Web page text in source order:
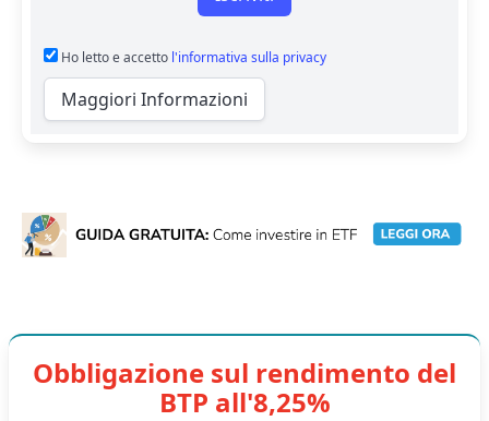
Ho letto e accetto l'informativa sulla privacy
Maggiori Informazioni
Obbligazione sul rendimento del
BTP all'8,25%